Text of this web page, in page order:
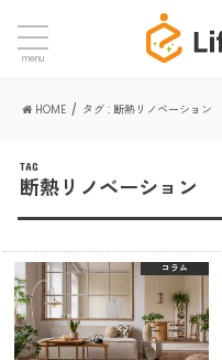
menu
HOME タグ : 断熱リノベーション
TAG
断熱リノベーション
コラム